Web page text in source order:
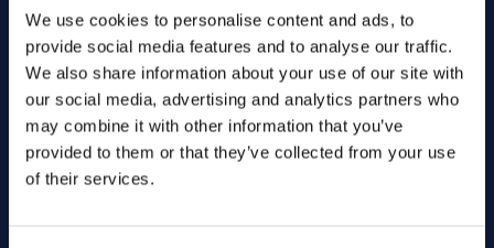
We use cookies to personalise content and ads, to
provide social media features and to analyse our traffic.
We also share information about your use of our site with
our social media, advertising and analytics partners who
may combine it with other information that you’ve
provided to them or that they’ve collected from your use
of their services.
Miktar girin